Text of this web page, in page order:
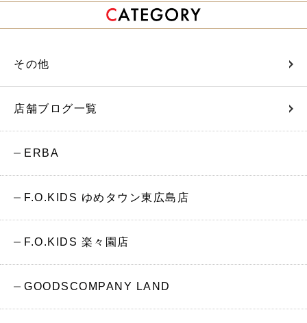
その他
店舗ブログ一覧
ERBA
F.O.KIDS ゆめタウン東広島店
F.O.KIDS 楽々園店
GOODSCOMPANY LAND